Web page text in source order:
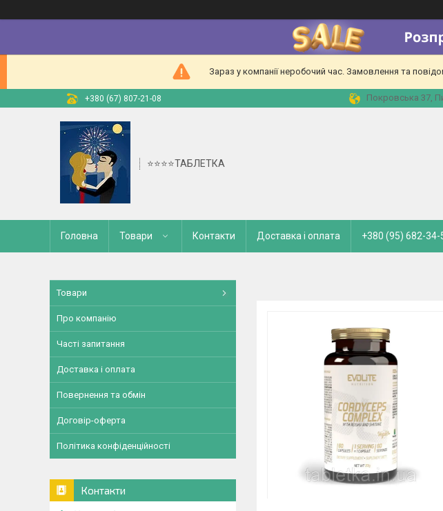
Зараз у компанії неробочий час. Замовлення та
+380 (67) 807-21-08 Покровська 37,
⭐⭐⭐⭐ТАБЛЕТКА
Головна Товари Контакти Доставка і оплата +380 (95) 682-34-
Товари
Про компанію
Часті запитання
Доставка і оплата
Повернення та обмін
Договір-оферта
Політика конфіденційності
Контакти